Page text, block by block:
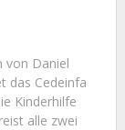
von Daniel
das Cedeinfa
Kinderhilfe
alle zwei